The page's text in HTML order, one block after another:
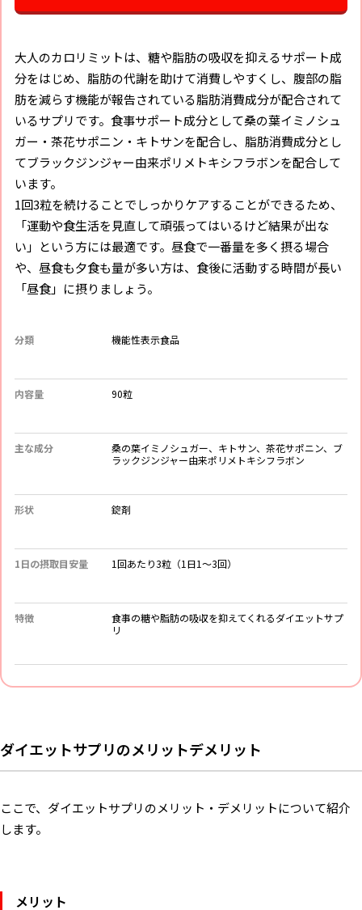
大人のカロリミットは、糖や脂肪の吸収を抑えるサポート成
分をはじめ、脂肪の代謝を助けて消費しやすくし、腹部の脂
肪を減らす機能が報告されている脂肪消費成分が配合されて
いるサプリです。食事サポート成分として桑の葉イミノシュ
ガー・茶花サポニン・キトサンを配合し、脂肪消費成分とし
てブラックジンジャー由来ポリメトキシフラボンを配合して
います。
1回3粒を続けることでしっかりケアすることができるため、
「運動や食生活を見直して頑張ってはいるけど結果が出な
い」という方には最適です。昼食で一番量を多く摂る場合
や、昼食も夕食も量が多い方は、食後に活動する時間が長い
「昼食」に摂りましょう。
分類 機能性表示食品
内容量 90粒
主な成分
桑の葉イミノシュガー、キトサン、茶花サポニン、ブ
ラックジンジャー由来ポリメトキシフラボン
形状 錠剤
1日の摂取目安量 1回あたり3粒（1日1～3回）
特徴
食事の糖や脂肪の吸収を抑えてくれるダイエットサプ
リ
ダイエットサプリのメリットデメリット
ここで、ダイエットサプリのメリット・デメリットについて紹介
します。
メリット